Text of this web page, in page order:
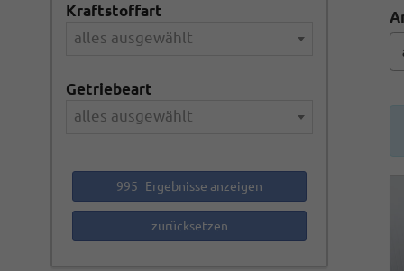
Kraftstoffart
alles ausgewählt
Getriebeart
alles ausgewählt
995 Ergebnisse anzeigen
zurücksetzen